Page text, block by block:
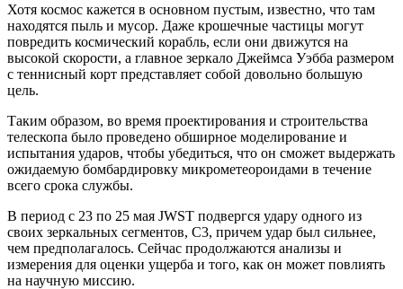
Хотя космос кажется в основном пустым, известно, что там
находятся пыль и мусор. Даже крошечные частицы могут
повредить космический корабль, если они движутся на
высокой скорости, а главное зеркало Джеймса Уэбба размером
с теннисный корт представляет собой довольно большую
цель.
Таким образом, во время проектирования и строительства
телескопа было проведено обширное моделирование и
испытания ударов, чтобы убедиться, что он сможет выдержать
ожидаемую бомбардировку микрометеороидами в течение
всего срока службы.
В период с 23 по 25 мая JWST подвергся удару одного из
своих зеркальных сегментов, C3, причем удар был сильнее,
чем предполагалось. Сейчас продолжаются анализы и
измерения для оценки ущерба и того, как он может повлиять
на научную миссию.